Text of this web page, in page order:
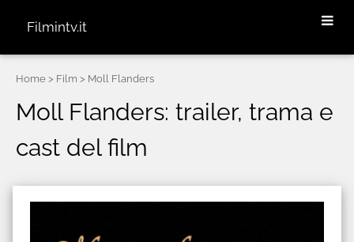
Filmintv.it
Home > Film > Moll Flanders
Moll Flanders: trailer, trama e
cast del film